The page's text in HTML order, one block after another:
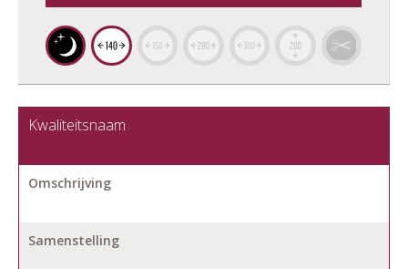
Kwaliteitsnaam
Omschrijving
Samenstelling